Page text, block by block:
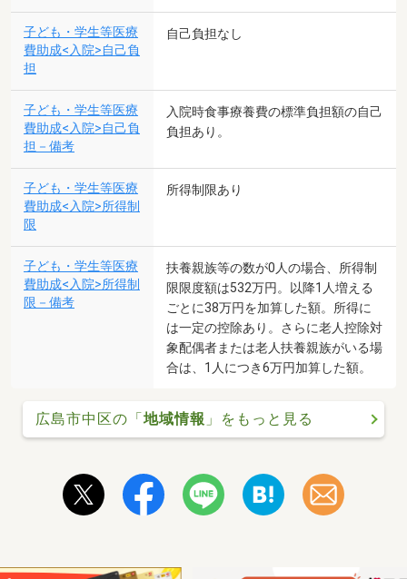
子ども・学生等医療
費助成<入院>自己負
担
自己負担なし
子ども・学生等医療
費助成<入院>自己負
担－備考
入院時食事療養費の標準負担額の自己
負担あり。
子ども・学生等医療
費助成<入院>所得制
限
所得制限あり
子ども・学生等医療
費助成<入院>所得制
限－備考
扶養親族等の数が0人の場合、所得制
限限度額は532万円。以降1人増える
ごとに38万円を加算した額。所得に
は一定の控除あり。さらに老人控除対
象配偶者または老人扶養親族がいる場
合は、1人につき6万円加算した額。
広島市中区の「地域情報 」をもっと見る